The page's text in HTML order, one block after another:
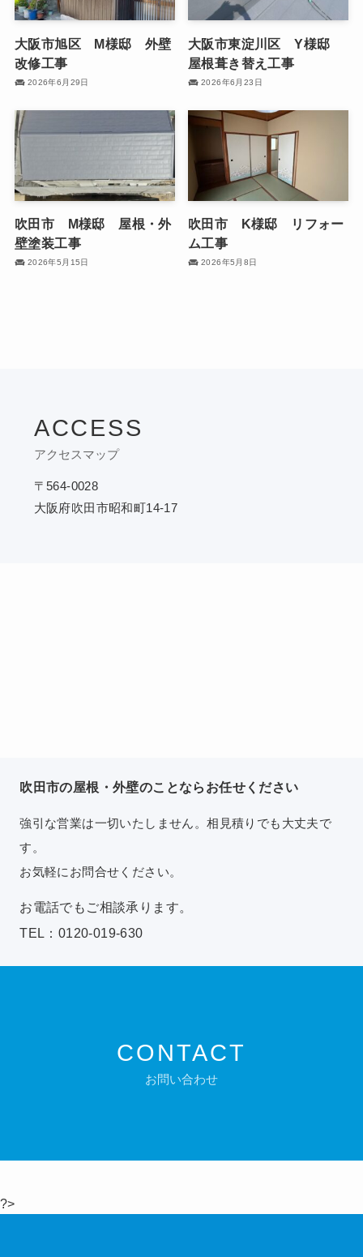
大阪市旭区 M様邸 外壁
改修工事
2026年6月29日
大阪市東淀川区 Y様邸
屋根葺き替え工事
2026年6月23日
吹田市 M様邸 屋根・外
壁塗装工事
2026年5月15日
吹田市 K様邸 リフォー
ム工事
2026年5月8日
ACCESS
アクセスマップ
〒564-0028
大阪府吹田市昭和町14-17
吹田市の屋根・外壁のことならお任せください
強引な営業は一切いたしません。相見積りでも大丈夫で
す。
お気軽にお問合せください。
お電話でもご相談承ります。
TEL：0120-019-630
CONTACT
お問い合わせ
?>